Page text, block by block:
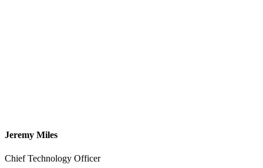
Jeremy Miles
Chief Technology Officer